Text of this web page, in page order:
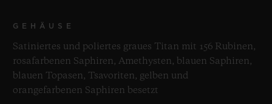
GEHÄUSE
Satiniertes und poliertes graues Titan mit 156 Rubinen,
rosafarbenen Saphiren, Amethysten, blauen Saphiren,
blauen Topasen, Tsavoriten, gelben und
orangefarbenen Saphiren besetzt